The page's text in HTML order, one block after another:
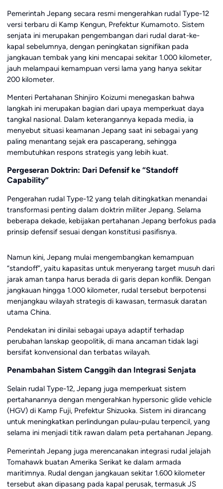
Pemerintah Jepang secara resmi mengerahkan rudal Type-12
versi terbaru di Kamp Kengun, Prefektur Kumamoto. Sistem
senjata ini merupakan pengembangan dari rudal darat-ke-
kapal sebelumnya, dengan peningkatan signifikan pada
jangkauan tembak yang kini mencapai sekitar 1.000 kilometer,
jauh melampaui kemampuan versi lama yang hanya sekitar
200 kilometer.
Menteri Pertahanan Shinjiro Koizumimenegaskan bahwa
langkah ini merupakan bagian dari upaya memperkuat daya
tangkal nasional. Dalam keterangannya kepada media, ia
menyebut situasi keamanan Jepang saat ini sebagai yang
paling menantang sejak era pascaperang, sehingga
membutuhkan respons strategis yang lebih kuat.
Pergeseran Doktrin: Dari Defensif ke “Standoff
Capability”
Pengerahan rudal Type-12 yang telah ditingkatkan menandai
transformasi penting dalam doktrin militer Jepang. Selama
beberapa dekade, kebijakan pertahanan Jepang berfokus pada
prinsip defensif sesuai dengan konstitusi pasifisnya.
Namun kini, Jepang mulai mengembangkan kemampuan
“standoff”, yaitu kapasitas untuk menyerang target musuh dari
jarak aman tanpa harus berada di garis depan konflik. Dengan
jangkauan hingga 1.000 kilometer, rudal tersebut berpotensi
menjangkau wilayah strategis di kawasan, termasuk daratan
utama China.
Pendekatan ini dinilai sebagai upaya adaptif terhadap
perubahan lanskap geopolitik, di mana ancaman tidak lagi
bersifat konvensional dan terbatas wilayah.
Penambahan Sistem Canggih dan Integrasi Senjata
Selain rudal Type-12, Jepang juga memperkuat sistem
pertahanannya dengan mengerahkan hypersonic glide vehicle
(HGV) di Kamp Fuji, Prefektur Shizuoka. Sistem ini dirancang
untuk meningkatkan perlindungan pulau-pulau terpencil, yang
selama ini menjadi titik rawan dalam peta pertahanan Jepang.
Pemerintah Jepang juga merencanakan integrasi rudal jelajah
Tomahawk buatan Amerika Serikat ke dalam armada
maritimnya. Rudal dengan jangkauan sekitar 1.600 kilometer
tersebut akan dipasang pada kapal perusak, termasuk JS